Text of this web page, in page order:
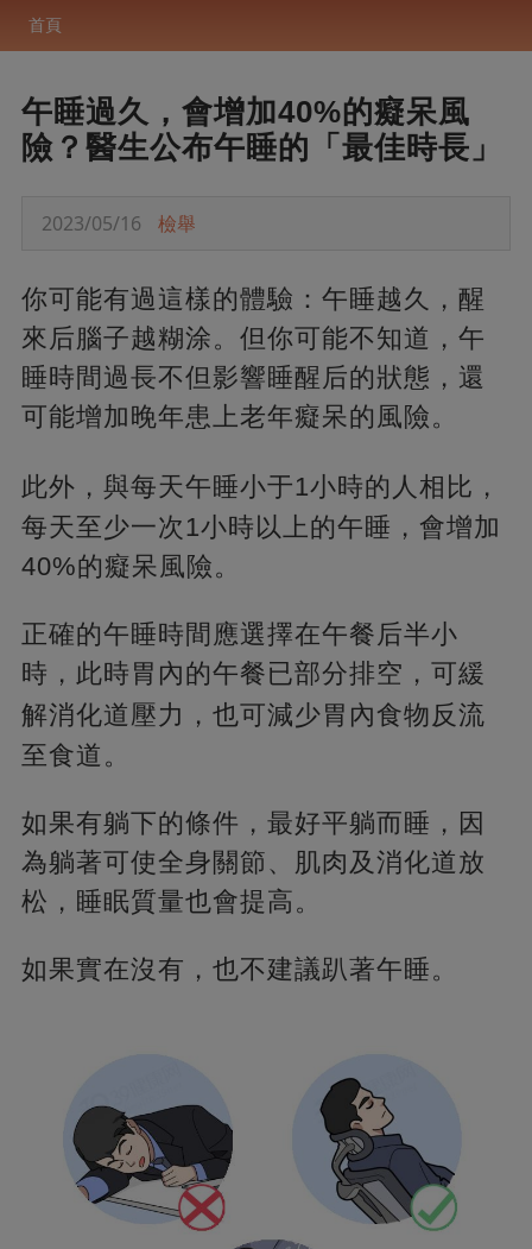
首頁
午睡過久，會增加40%的癡呆風
險？醫生公布午睡的「最佳時長」
2023/05/16 檢舉
你可能有過這樣的體驗：午睡越久，醒
來后腦子越糊涂。但你可能不知道，午
睡時間過長不但影響睡醒后的狀態，還
可能增加晚年患上老年癡呆的風險。
此外， 與每天午睡小于1小時的人相比，
每天至少一次1小時以上的午睡，會增加
40%的癡呆風險。
正確的午睡時間應選擇在午餐后半小
時，此時胃內的午餐已部分排空，可緩
解消化道壓力， 也可減少胃內食物反流
至食道。
如果有躺下的條件，最好平躺而睡，因
為躺著可使全身關節、肌肉及消化道放
松，睡眠質量也會提高。
如果實在沒有，也不建議趴著午睡。